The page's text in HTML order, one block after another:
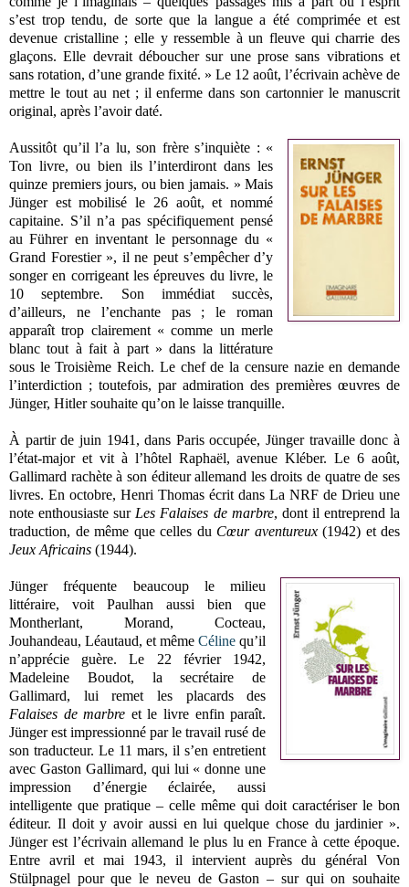
s’est trop tendu, de sorte que la langue a été comprimée et est
devenue cristalline ; elle y ressemble à un fleuve qui charrie des
glaçons. Elle devrait déboucher sur une prose sans vibrations et
sans rotation, d’une grande fixité. » Le 12 août, l’écrivain achève de
mettre le tout au net ; il enferme dans son cartonnier le manuscrit
original, après l’avoir daté.
Aussitôt qu’il l’a lu, son frère s’inquiète : «
Ton livre, ou bien ils l’interdiront dans les
quinze premiers jours, ou bien jamais. » Mais
Jünger est mobilisé le 26 août, et nommé
capitaine. S’il n’a pas spécifiquement pensé
au Führer en inventant le personnage du «
Grand Forestier », il ne peut s’empêcher d’y
songer en corrigeant les épreuves du livre, le
10 septembre. Son immédiat succès,
d’ailleurs, ne l’enchante pas ; le roman
apparaît trop clairement « comme un merle
blanc tout à fait à part » dans la littérature
sous le Troisième Reich. Le chef de la censure nazie en demande
l’interdiction ; toutefois, par admiration des premières œuvres de
Jünger, Hitler souhaite qu’on le laisse tranquille.
À partir de juin 1941, dans Paris occupée, Jünger travaille donc à
l’état-major et vit à l’hôtel Raphaël, avenue Kléber. Le 6 août,
Gallimard rachète à son éditeur allemand les droits de quatre de ses
livres. En octobre, Henri Thomas écrit dans La NRF de Drieu une
note enthousiaste sur Les Falaises de marbre, dont il entreprend la
traduction, de même que celles du Cœur aventureux(1942) et des
Jeux Africains (1944).
Jünger fréquente beaucoup le milieu
littéraire, voit Paulhan aussi bien que
Montherlant, Morand, Cocteau,
Jouhandeau, Léautaud, et mêmeCéline qu’il
n’apprécie guère. Le 22 février 1942,
Madeleine Boudot, la secrétaire de
Gallimard, lui remet les placards des
Falaises de marbre et le livre enfin paraît.
Jünger est impressionné par le travail rusé de
son traducteur. Le 11 mars, il s’en entretient
avec Gaston Gallimard, qui lui « donne une
impression d’énergie éclairée, aussi
intelligente que pratique – celle même qui doit caractériser le bon
éditeur. Il doit y avoir aussi en lui quelque chose du jardinier ».
Jünger est l’écrivain allemand le plus lu en France à cette époque.
Entre avril et mai 1943, il intervient auprès du général Von
Stülpnagel pour que le neveu de Gaston – sur qui on souhaite